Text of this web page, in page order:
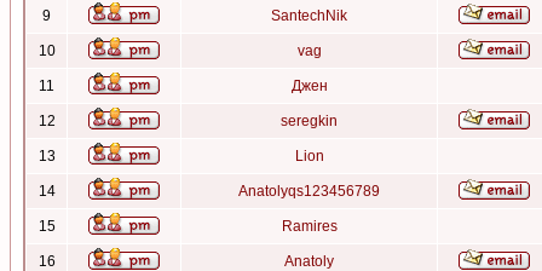
9 SantechNik
10 vag
11 Джен
12 seregkin
13 Lion
14 Anatolyqs123456789
15 Ramires
16 Anatoly